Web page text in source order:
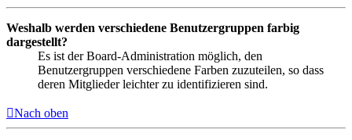
Weshalb werden verschiedene Benutzergruppen farbig
dargestellt?
Es ist der Board-Administration möglich, den
Benutzergruppen verschiedene Farben zuzuteilen, so dass
deren Mitglieder leichter zu identifizieren sind.
Nach oben